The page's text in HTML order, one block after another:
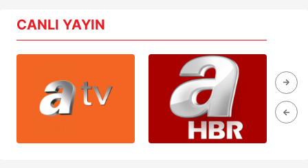
CANLI YAYIN